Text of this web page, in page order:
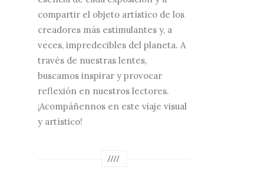
compartir el objeto artístico de los
creadores más estimulantes y, a
veces, impredecibles del planeta. A
través de nuestras lentes,
buscamos inspirar y provocar
reflexión en nuestros lectores.
¡Acompáñennos en este viaje visual
y artístico!
////